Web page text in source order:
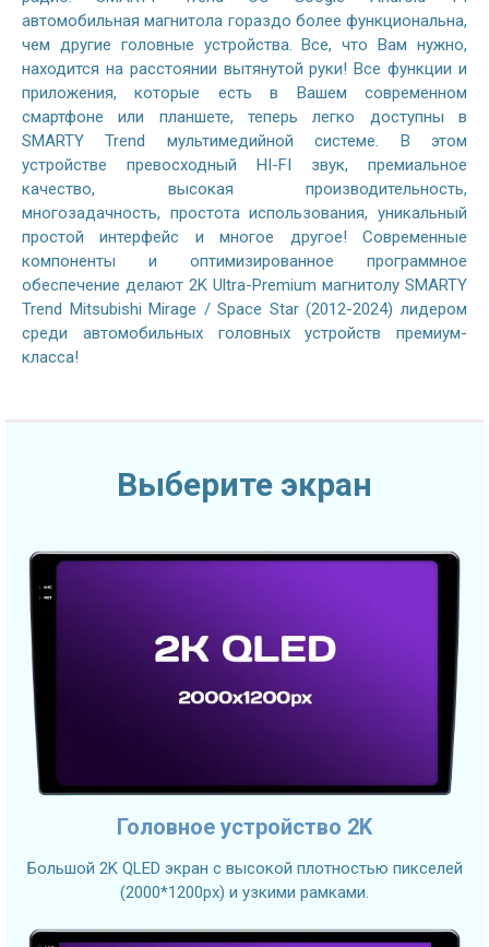
автомобильная магнитола гораздо более функциональна,
чем другие головные устройства. Все, что Вам нужно,
находится на расстоянии вытянутой руки! Все функции и
приложения, которые есть в Вашем современном
смартфоне или планшете, теперь легко доступны в
SMARTY Trend мультимедийной системе. В этом
устройстве превосходный HI-FI звук, премиальное
качество, высокая производительность,
многозадачность, простота использования, уникальный
простой интерфейс и многое другое! Современные
компоненты и оптимизированное программное
обеспечение делают 2K Ultra-Premium магнитолу SMARTY
Trend Mitsubishi Mirage / Space Star (2012-2024) лидером
среди автомобильных головных устройств премиум-
класса!
Выберите экран
Головное устройство 2K
Большой 2K QLED экран с высокой плотностью пикселей
(2000*1200px) и узкими рамками.